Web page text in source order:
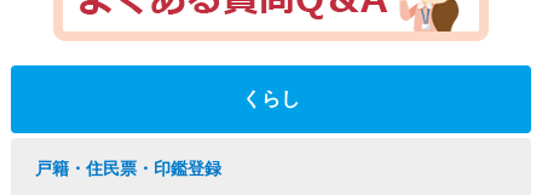
くらし
戸籍・住民票・印鑑登録